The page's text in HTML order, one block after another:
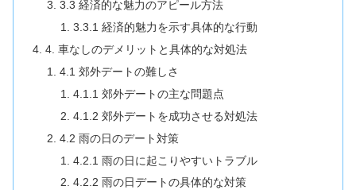
3.3 経済的な魅力のアピール方法
3.3.1 経済的魅力を示す具体的な行動
4. 車なしのデメリットと具体的な対処法
4.1 郊外デートの難しさ
4.1.1 郊外デートの主な問題点
4.1.2 郊外デートを成功させる対処法
4.2 雨の日のデート対策
4.2.1 雨の日に起こりやすいトラブル
4.2.2 雨の日デートの具体的な対策